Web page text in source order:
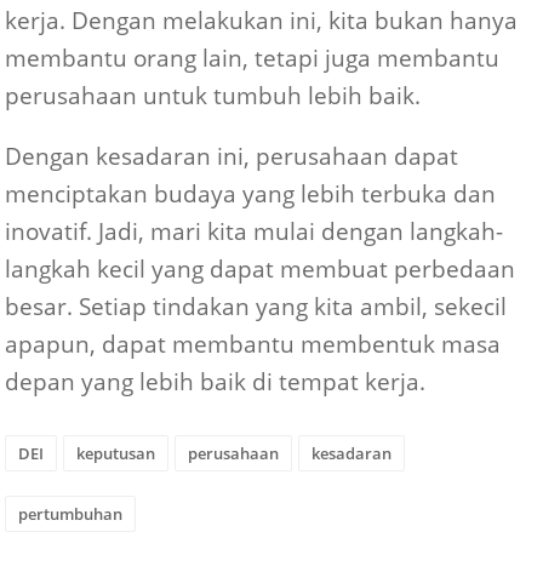
kerja. Dengan melakukan ini, kita bukan hanya
membantu orang lain, tetapi juga membantu
perusahaan untuk tumbuh lebih baik.
Dengan kesadaran ini, perusahaan dapat
menciptakan budaya yang lebih terbuka dan
inovatif. Jadi, mari kita mulai dengan langkah-
langkah kecil yang dapat membuat perbedaan
besar. Setiap tindakan yang kita ambil, sekecil
apapun, dapat membantu membentuk masa
depan yang lebih baik di tempat kerja.
DEI keputusan perusahaan kesadaran
pertumbuhan